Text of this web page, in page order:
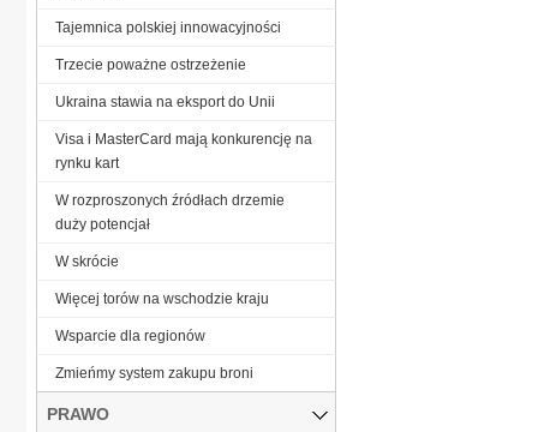
Tajemnica polskiej innowacyjności
Trzecie poważne ostrzeżenie
Ukraina stawia na eksport do Unii
Visa i MasterCard mają konkurencję na
rynku kart
W rozproszonych źródłach drzemie
duży potencjał
W skrócie
Więcej torów na wschodzie kraju
Wsparcie dla regionów
Zmieńmy system zakupu broni
PRAWO